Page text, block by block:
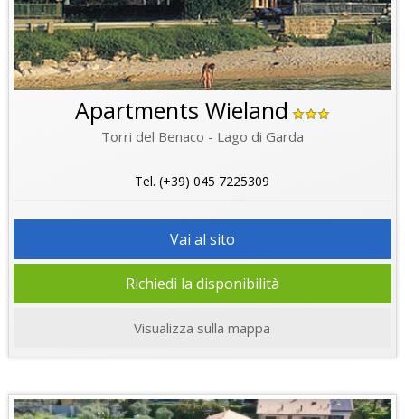
Apartments Wieland
Torri del Benaco - Lago di Garda
Tel. (+39) 045 7225309
Vai al sito
Richiedi la disponibilità
Visualizza sulla mappa